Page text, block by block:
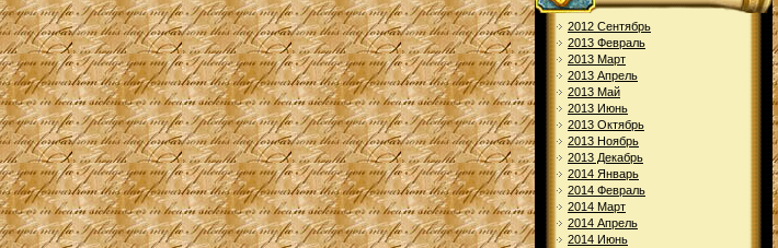
2012 Сентябрь
2013 Февраль
2013 Март
2013 Апрель
2013 Май
2013 Июнь
2013 Октябрь
2013 Ноябрь
2013 Декабрь
2014 Январь
2014 Февраль
2014 Март
2014 Апрель
2014 Июнь